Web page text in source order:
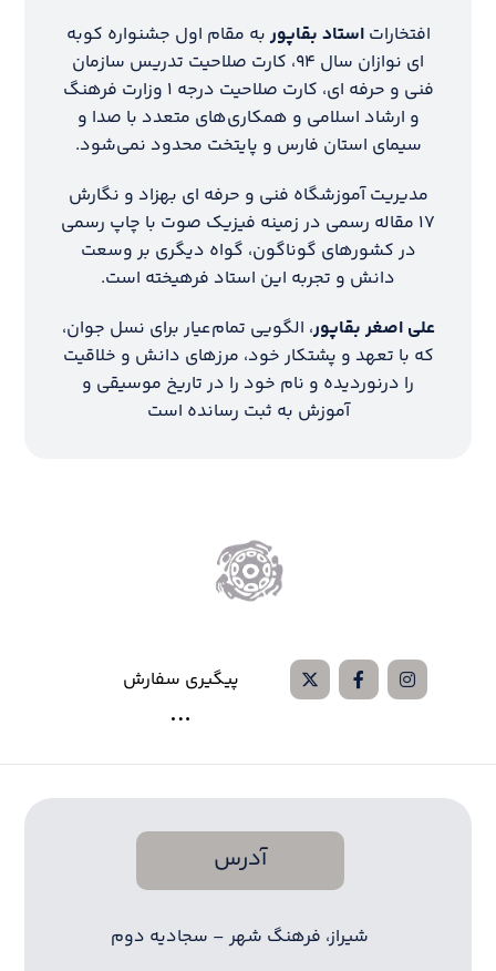
افتخاراتاستاد بقاپوربه مقام اول جشنواره کوبه
ای نوازان سال ۹۴، کارت صلاحیت تدریس سازمان
فنی و حرفه ای، کارت صلاحیت درجه ۱ وزارت فرهنگ
و ارشاد اسلامی و همکاری‌های متعدد با صدا و
سیمای استان فارس و پایتخت محدود نمی‌شود.
مدیریت آموزشگاه فنی و حرفه ای بهزاد و نگارش
۱۷ مقاله رسمی در زمینه فیزیک صوت با چاپ رسمی
در کشورهای گوناگون، گواه دیگری بر وسعت
دانش و تجربه این استاد فرهیخته است.
علی اصغر بقاپور، الگویی تمام‌عیار برای نسل جوان،
که با تعهد و پشتکار خود، مرزهای دانش و خلاقیت
را درنوردیده و نام خود را در تاریخ موسیقی و
آموزش به ثبت رسانده است
پیگیری سفارش
آدرس
شیراز، فرهنگ شهر – سجادیه دوم